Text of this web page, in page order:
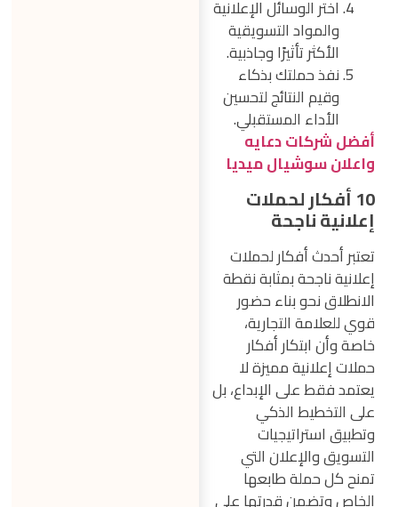
اختر الوسائل الإعلانية
والمواد التسويقية
الأكثر تأثيرًا وجاذبية.
نفذ حملتك بذكاء
وقيم النتائج لتحسين
الأداء المستقبلي.
أفضل شركات دعايه
واعلان سوشيال ميديا
10 أفكار لحملات
إعلانية ناجحة
تعتبر أحدث أفكار لحملات
إعلانية ناجحة بمثابة نقطة
الانطلاق نحو بناء حضور
قوي للعلامة التجارية،
خاصة وأن ابتكار أفكار
حملات إعلانية مميزة لا
يعتمد فقط على الإبداع، بل
على التخطيط الذكي
وتطبيق استراتيجيات
التسويق والإعلان التي
تمنح كل حملة طابعها
الخاص وتضمن قدرتها على